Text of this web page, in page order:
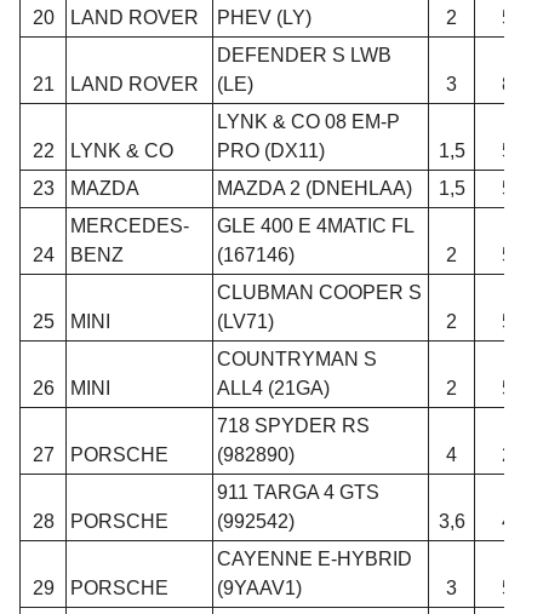
20 LAND ROVER
PHEV (LY)
2 5
21 LAND ROVER
DEFENDER S LWB
(LE)
3 8
22 LYNK & CO
LYNK & CO 08 EM-P
PRO (DX11)
1,5
5
23
MAZDA MAZDA 2 (DNEHLAA) 1,5 5
24
MERCEDES-
BENZ
GLE 400 E 4MATIC FL
(167146)
2 5
25 MINI
CLUBMAN COOPER S
(LV71)
2 5
26 MINI
COUNTRYMAN S
ALL4 (21GA)
2 5
27 PORSCHE
718 SPYDER RS
(982890)
4 2
28 PORSCHE
911 TARGA 4 GTS
(992542)
3,6 4
29 PORSCHE
CAYENNE E-HYBRID
(9YAAV1)
3 5